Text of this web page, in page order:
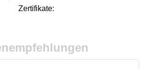
Zertifikate: